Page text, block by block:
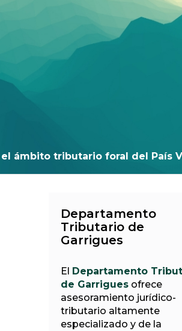
ámbito tributario foral del País
Departamento
Tributario de
Garrigues
El
Departamento
de Garriguesofrece
asesoramiento jurídico-
tributario altamente
especializado y de la